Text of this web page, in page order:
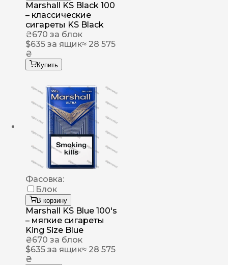
Marshall KS Black 100
– классические
сигареты KS Black
₴670 за блок
$635 за ящик≈ 28 575
₴
Купить
Фасовка:
Блок
В корзину
Marshall KS Blue 100's
– мягкие сигареты
King Size Blue
₴670 за блок
$635 за ящик≈ 28 575
₴